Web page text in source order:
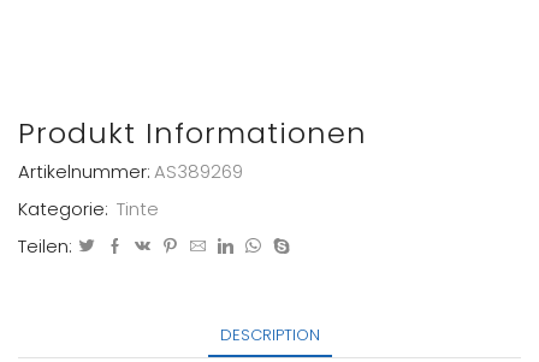
Produkt Informationen
Artikelnummer:AS389269
Kategorie: Tinte
Teilen:
DESCRIPTION